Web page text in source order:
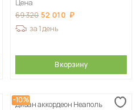
Цена
69 320 52 010
за 1 день
В корзину
-10%
Диван аккордеон Неаполь